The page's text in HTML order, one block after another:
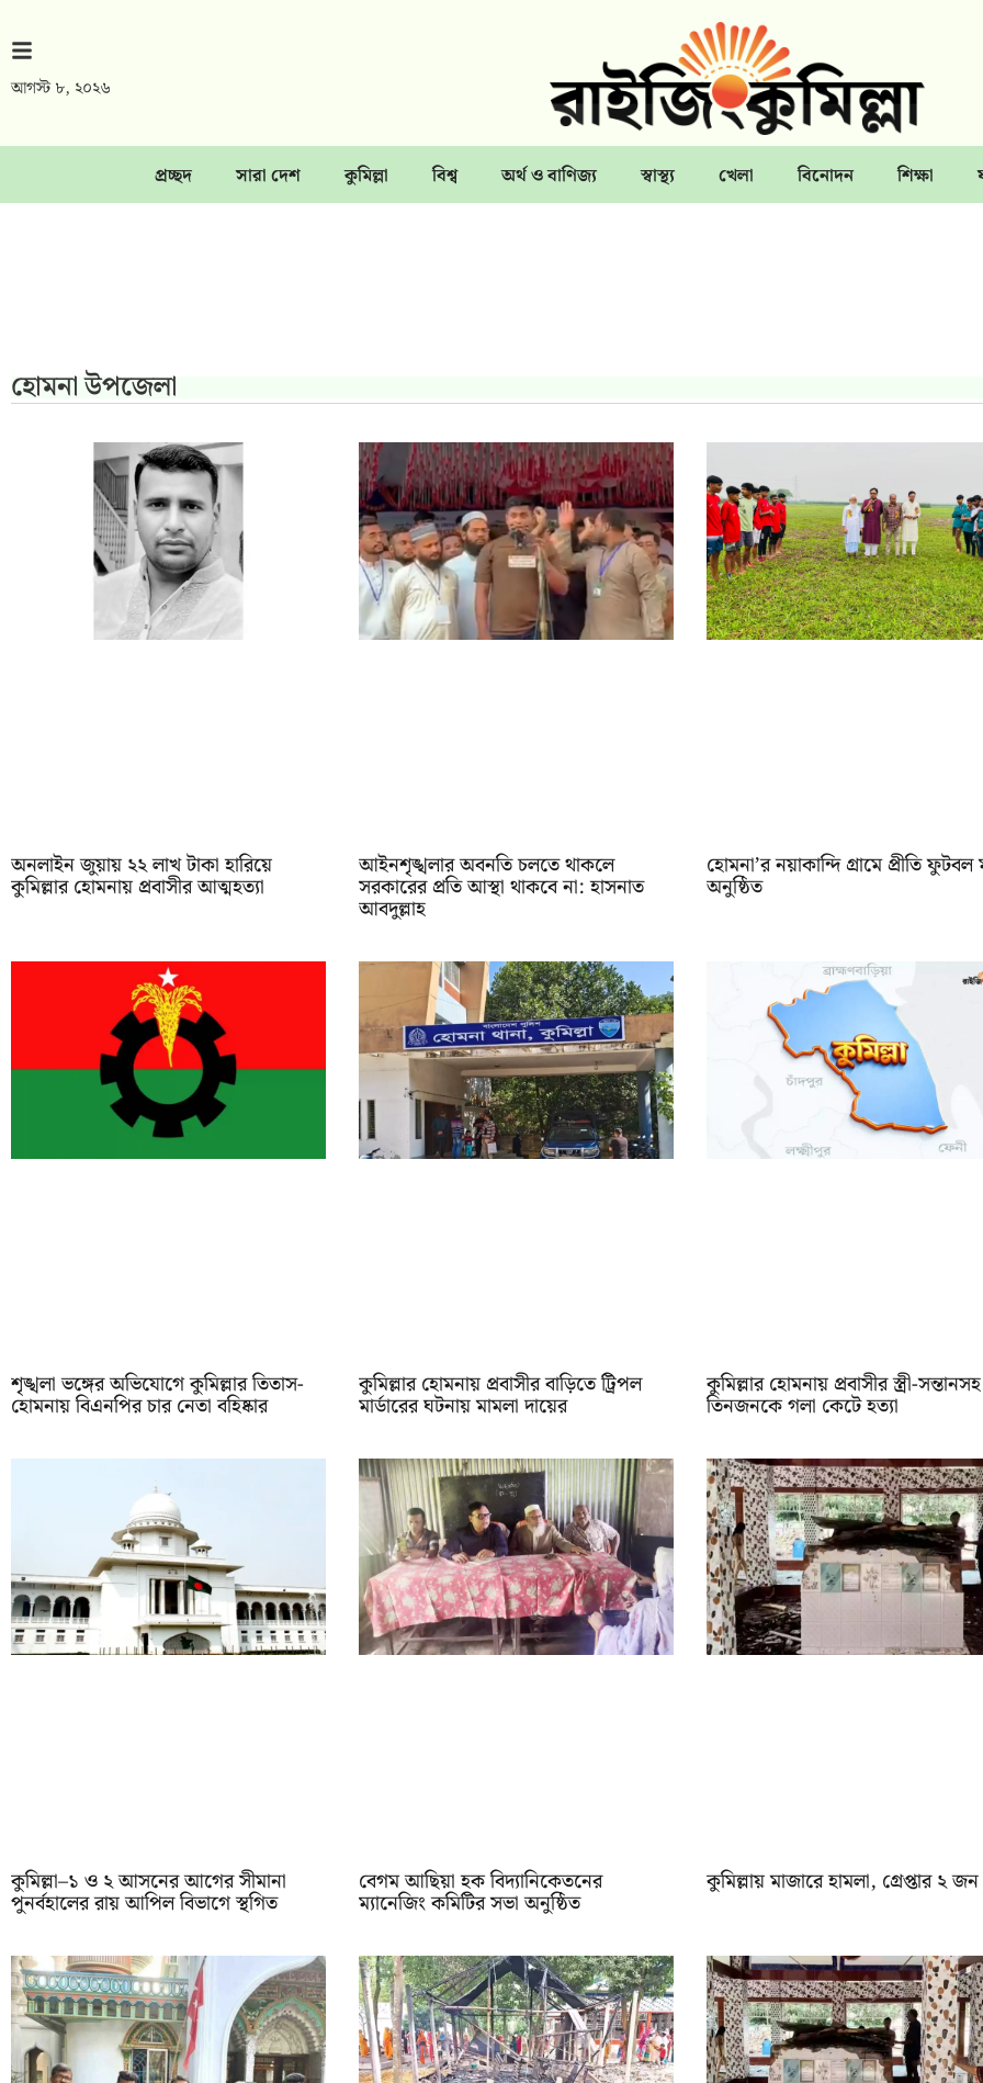
আগস্ট ৮, ২০২৬
প্রচ্ছদ সারা দেশ কুমিল্লা বিশ্ব অর্থ ও বাণিজ্য স্বাস্থ্য খেলা বিনোদন শিক্ষা
হোমনা উপজেলা
অনলাইন জুয়ায় ২২ লাখ টাকা হারিয়ে
কুমিল্লার হোমনায় প্রবাসীর আত্মহত্যা
আইনশৃঙ্খলার অবনতি চলতে থাকলে
সরকারের প্রতি আস্থা থাকবে না: হাসনাত
আবদুল্লাহ
‎হোমনা’র নয়াকান্দি গ্রামে প্রীতি ফুটবল
অনুষ্ঠিত
শৃঙ্খলা ভঙ্গের অভিযোগে কুমিল্লার তিতাস-
হোমনায় বিএনপির চার নেতা বহিষ্কার
কুমিল্লার হোমনায় প্রবাসীর বাড়িতে ট্রিপল
মার্ডারের ঘটনায় মামলা দায়ের
কুমিল্লার হোমনায় প্রবাসীর স্ত্রী-সন্তানসহ
তিনজনকে গলা কেটে হত্যা
কুমিল্লা–১ ও ২ আসনের আগের সীমানা
পুনর্বহালের রায় আপিল বিভাগে স্থগিত
বেগম আছিয়া হক বিদ্যানিকেতনের
ম্যানেজিং কমিটির সভা অনুষ্ঠিত
কুমিল্লায় মাজারে হামলা, গ্রেপ্তার ২ জন